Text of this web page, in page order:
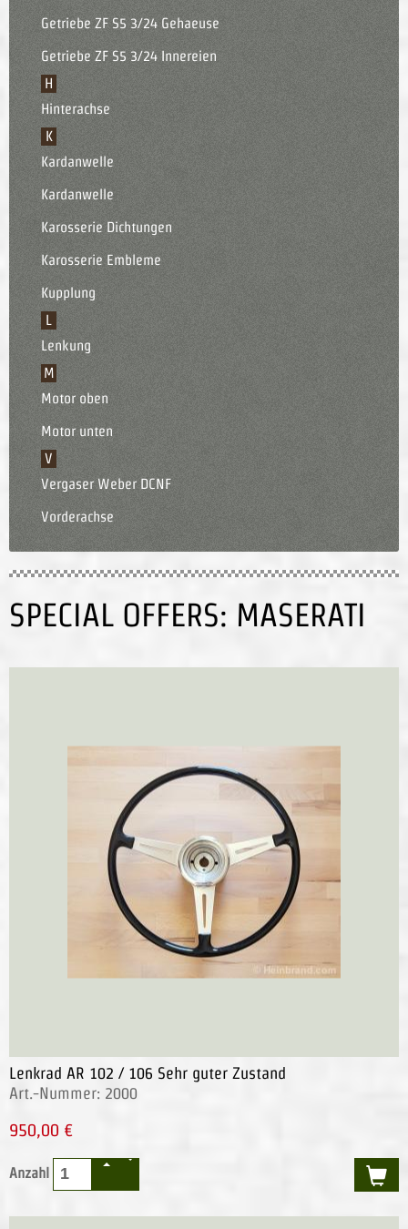
Getriebe ZF S5 3/24 Gehaeuse
Getriebe ZF S5 3/24 Innereien
H
Hinterachse
K
Kardanwelle
Kardanwelle
Karosserie Dichtungen
Karosserie Embleme
Kupplung
L
Lenkung
M
Motor oben
Motor unten
V
Vergaser Weber DCNF
Vorderachse
SPECIAL OFFERS: MASERATI
Lenkrad AR 102 / 106 Sehr guter Zustand
Art.-Nummer: 2000
950,00 €
Anzahl